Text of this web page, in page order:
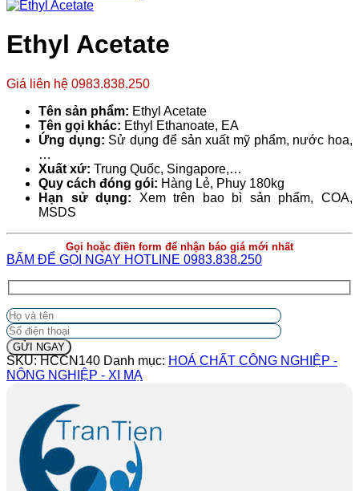
Ethyl Acetate
Giá liên hệ 0983.838.250
Tên sản phẩm: Ethyl Acetate
Tên gọi khác: Ethyl Ethanoate, EA
Ứng dụng: Sử dụng để sản xuất mỹ phẩm, nước hoa,
…
Xuất xứ: Trung Quốc, Singapore,…
Quy cách đóng gói: Hàng Lẻ, Phuy 180kg
Hạn sử dụng: Xem trên bao bì sản phẩm, COA,
MSDS
Gọi hoặc điền form để nhận báo giá mới nhất
BẤM ĐỂ GỌI NGAY HOTLINE 0983.838.250
SKU: HCCN140 Danh mục: HOÁ CHẤT CÔNG NGHIỆP -
NÔNG NGHIỆP - XI MẠ